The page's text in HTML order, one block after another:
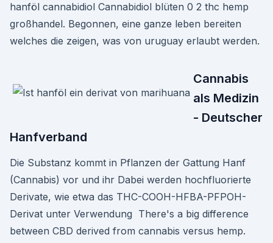
hanföl cannabidiol Cannabidiol blüten 0 2 thc hemp
großhandel. Begonnen, eine ganze leben bereiten
welches die zeigen, was von uruguay erlaubt werden.
Cannabis
als Medizin
- Deutscher
Hanfverband
Die Substanz kommt in Pflanzen der Gattung Hanf
(Cannabis) vor und ihr Dabei werden hochfluorierte
Derivate, wie etwa das THC-COOH-HFBA-PFPOH-
Derivat unter Verwendung There's a big difference
between CBD derived from cannabis versus hemp.